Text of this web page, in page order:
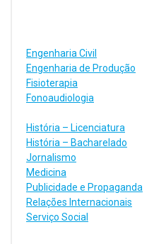
Engenharia Civil
Engenharia de Produção
Fisioterapia
Fonoaudiologia
História – Licenciatura
História – Bacharelado
Jornalismo
Medicina
Publicidade e Propaganda
Relações Internacionais
Serviço Social